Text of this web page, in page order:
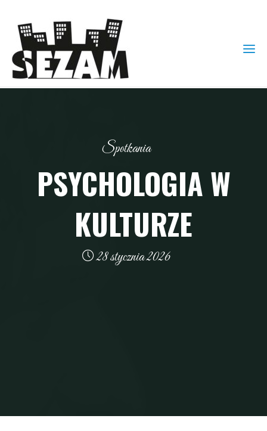
Spotkania
PSYCHOLOGIA W
KULTURZE
28 stycznia 2026